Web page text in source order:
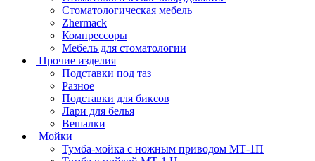
Стоматологическая мебель
Zhermack
Компрессоры
Мебель для стоматологии
Прочие изделия
Подставки под таз
Разное
Подставки для биксов
Лари для белья
Вешалки
Мойки
Тумба-мойка с ножным приводом МТ-1П